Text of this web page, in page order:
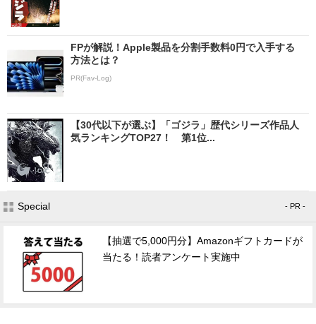
FPが解説！Apple製品を分割手数料0円で入手する
方法とは？
PR(Fav-Log)
【30代以下が選ぶ】「ゴジラ」歴代シリーズ作品人
気ランキングTOP27！ 第1位...
Special - PR -
【抽選で5,000円分】Amazonギフトカードが
当たる！読者アンケート実施中